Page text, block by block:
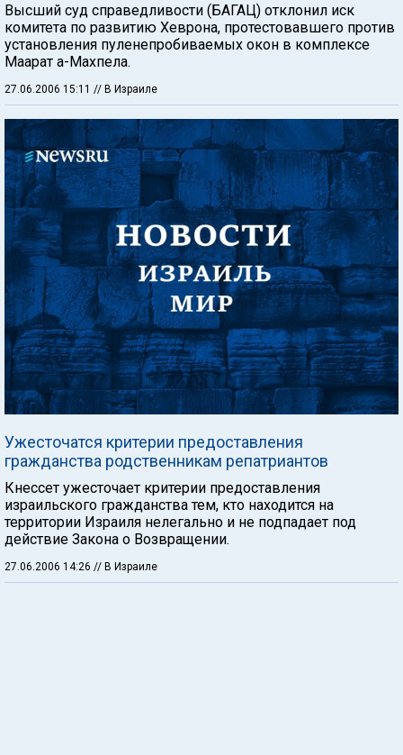
Высший суд справедливости (БАГАЦ) отклонил иск
комитета по развитию Хеврона, протестовавшего против
установления пуленепробиваемых окон в комплексе
Маарат а-Махпела.
27.06.2006 15:11 // В Израиле
Ужесточатся критерии предоставления
гражданства родственникам репатриантов
Кнессет ужесточает критерии предоставления
израильского гражданства тем, кто находится на
территории Израиля нелегально и не подпадает под
действие Закона о Возвращении.
27.06.2006 14:26 // В Израиле